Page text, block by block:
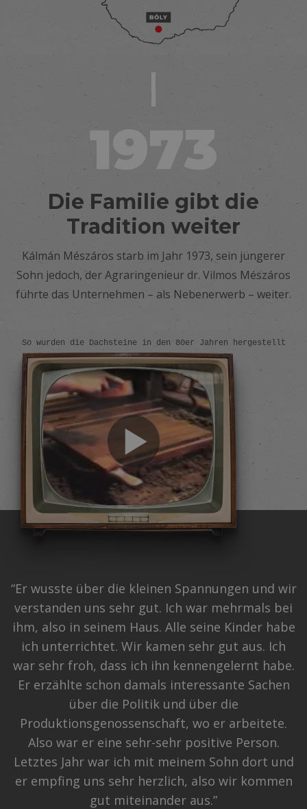
1973
Die Familie gibt die
Tradition weiter
Kálmán Mészáros starb im Jahr 1973, sein jüngerer
Sohn jedoch, der Agraringenieur dr. Vilmos Mészáros
führte das Unternehmen – als Nebenerwerb – weiter.
So wurden die Dachsteine in den 80er Jahren hergestellt
“Er wusste über die kleinen Spannungen und wir
verstanden uns sehr gut. Ich war mehrmals bei
ihm, also in seinem Haus. Alle seine Kinder habe
ich unterrichtet. Wir kamen sehr gut aus. Ich
war sehr froh, dass ich ihn kennengelernt habe.
Er erzählte schon damals interessante Sachen
über die Politik und über die
Produktionsgenossenschaft, wo er arbeitete.
Also war er eine sehr-sehr positive Person.
Letztes Jahr war ich mit meinem Sohn dort und
er empfing uns sehr herzlich, also wir kommen
gut miteinander aus.”